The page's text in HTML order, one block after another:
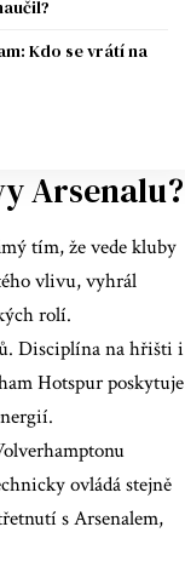
Kdo se vrátí na
Arsenalu?
tím, že vede kluby
vlivu, vyhrál
rolí.
Disciplína na hřišti i
Hotspur poskytuje
ovládá stejně
s Arsenalem,